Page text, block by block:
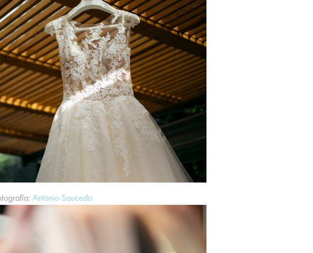
Antonio Saucedo